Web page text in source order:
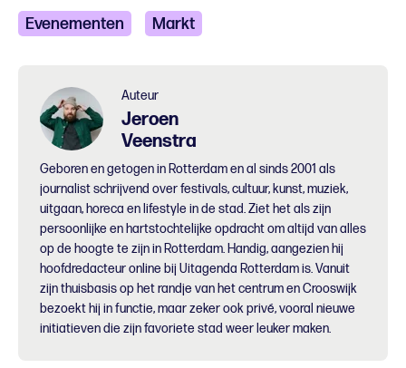
Evenementen Markt
Auteur
Jeroen
Veenstra
Geboren en getogen in Rotterdam en al sinds 2001 als
journalist schrijvend over festivals, cultuur, kunst, muziek,
uitgaan, horeca en lifestyle in de stad. Ziet het als zijn
persoonlijke en hartstochtelijke opdracht om altijd van alles
op de hoogte te zijn in Rotterdam. Handig, aangezien hij
hoofdredacteur online bij Uitagenda Rotterdam is. Vanuit
zijn thuisbasis op het randje van het centrum en Crooswijk
bezoekt hij in functie, maar zeker ook privé, vooral nieuwe
initiatieven die zijn favoriete stad weer leuker maken.